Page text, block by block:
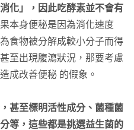
化」，因此吃酵素並不會有
本身便秘是因為消化速度
食物被分解成較小分子而得
至出現腹瀉狀況，那要考慮
成改善便秘 的假象。
甚至標明活性成分、菌種菌
等，這些都是挑選益生菌的